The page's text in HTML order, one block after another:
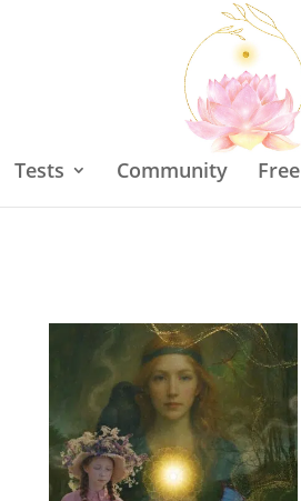
Tests Community Free